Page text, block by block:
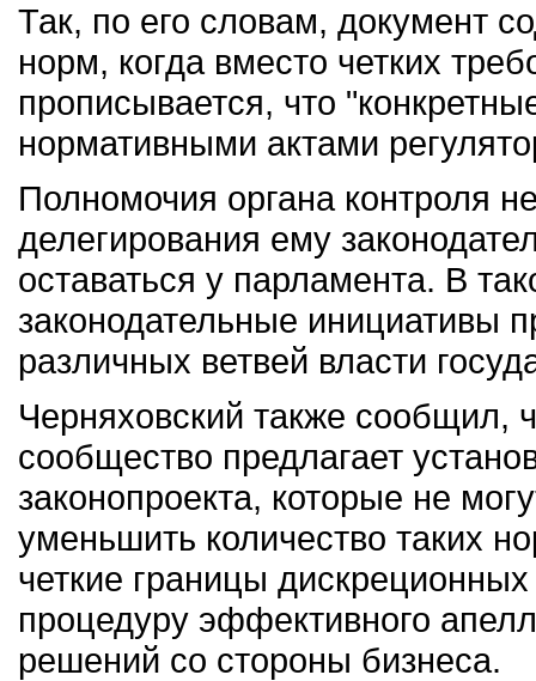
Так, по его словам, документ
норм, когда вместо четких
прописывается, что
нормативными актами
Полномочия органа контроля
делегирования ему
оставаться у парламента. В
законодательные инициативы
различных ветвей власти
Черняховский также сообщил,
сообщество предлагает
законопроекта, которые не
уменьшить количество таких
четкие границы
процедуру эффективного
решений со стороны бизнеса.